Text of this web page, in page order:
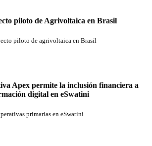
piloto de Agrivoltaica en Brasil
piloto de agrivoltaica en Brasil
Apex permite la inclusión financiera a
digital en eSwatini
primarias en eSwatini